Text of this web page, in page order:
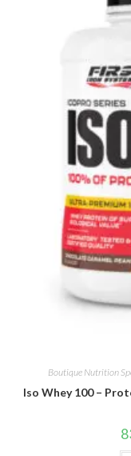
Boutique Nutrition
Iso Whey 100 –